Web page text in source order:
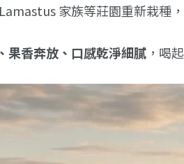
家族等莊園重新栽種
果香奔放、口感乾淨細膩 ，喝